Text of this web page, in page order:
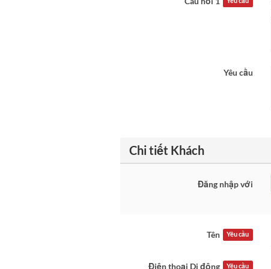
Yêu cầu
Chi tiết Khách
Đăng nhập với
Tên Yêu cầu
Điện thoại Di động Yêu cầu